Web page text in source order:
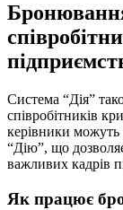
Система “Дія”
співробітників
керівники
“Дію”, що
важливих кадрів
Як працює